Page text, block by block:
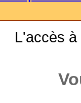
L'accès